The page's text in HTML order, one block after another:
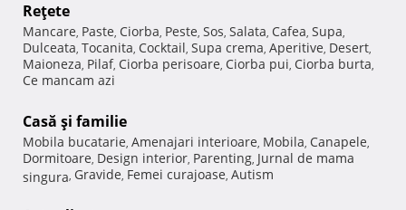
Reţete
Mancare, Paste, Ciorba, Peste, Sos, Salata, Cafea, Supa,
Dulceata, Tocanita, Cocktail, Supa crema, Aperitive, Desert,
Maioneza, Pilaf, Ciorba perisoare, Ciorba pui, Ciorba burta,
Ce mancam azi
Casă şi familie
Mobila bucatarie, Amenajari interioare, Mobila, Canapele,
Dormitoare, Design interior, Parenting, Jurnal de mama
singura, Gravide, Femei curajoase, Autism